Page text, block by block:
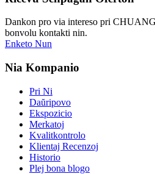
Dankon pro via intereso pri
bonvolu kontakti nin.
Enketo Nun
Nia Kompanio
Pri Ni
Daŭripovo
Ekspozicio
Merkatoj
Kvalitkontrolo
Klientaj Recenzoj
Historio
Plej bona blogo